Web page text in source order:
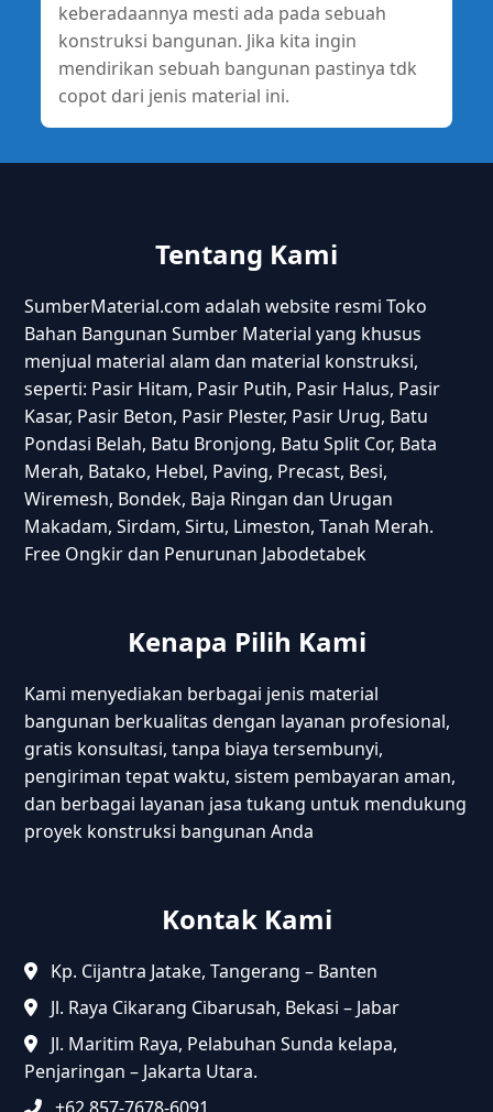
keberadaannya mesti ada pada sebuah
konstruksi bangunan. Jika kita ingin
mendirikan sebuah bangunan pastinya tdk
copot dari jenis material ini.
Tentang Kami
SumberMaterial.com adalah website resmi Toko
Bahan Bangunan Sumber Material yang khusus
menjual material alam dan material konstruksi,
seperti: Pasir Hitam, Pasir Putih, Pasir Halus, Pasir
Kasar, Pasir Beton, Pasir Plester, Pasir Urug, Batu
Pondasi Belah, Batu Bronjong, Batu Split Cor, Bata
Merah, Batako, Hebel, Paving, Precast, Besi,
Wiremesh, Bondek, Baja Ringan dan Urugan
Makadam, Sirdam, Sirtu, Limeston, Tanah Merah.
Free Ongkir dan Penurunan Jabodetabek
Kenapa Pilih Kami
Kami menyediakan berbagai jenis material
bangunan berkualitas dengan layanan profesional,
gratis konsultasi, tanpa biaya tersembunyi,
pengiriman tepat waktu, sistem pembayaran aman,
dan berbagai layanan jasa tukang untuk mendukung
proyek konstruksi bangunan Anda
Kontak Kami
Kp. Cijantra Jatake, Tangerang – Banten
Jl. Raya Cikarang Cibarusah, Bekasi – Jabar
Jl. Maritim Raya, Pelabuhan Sunda kelapa,
Penjaringan – Jakarta Utara.